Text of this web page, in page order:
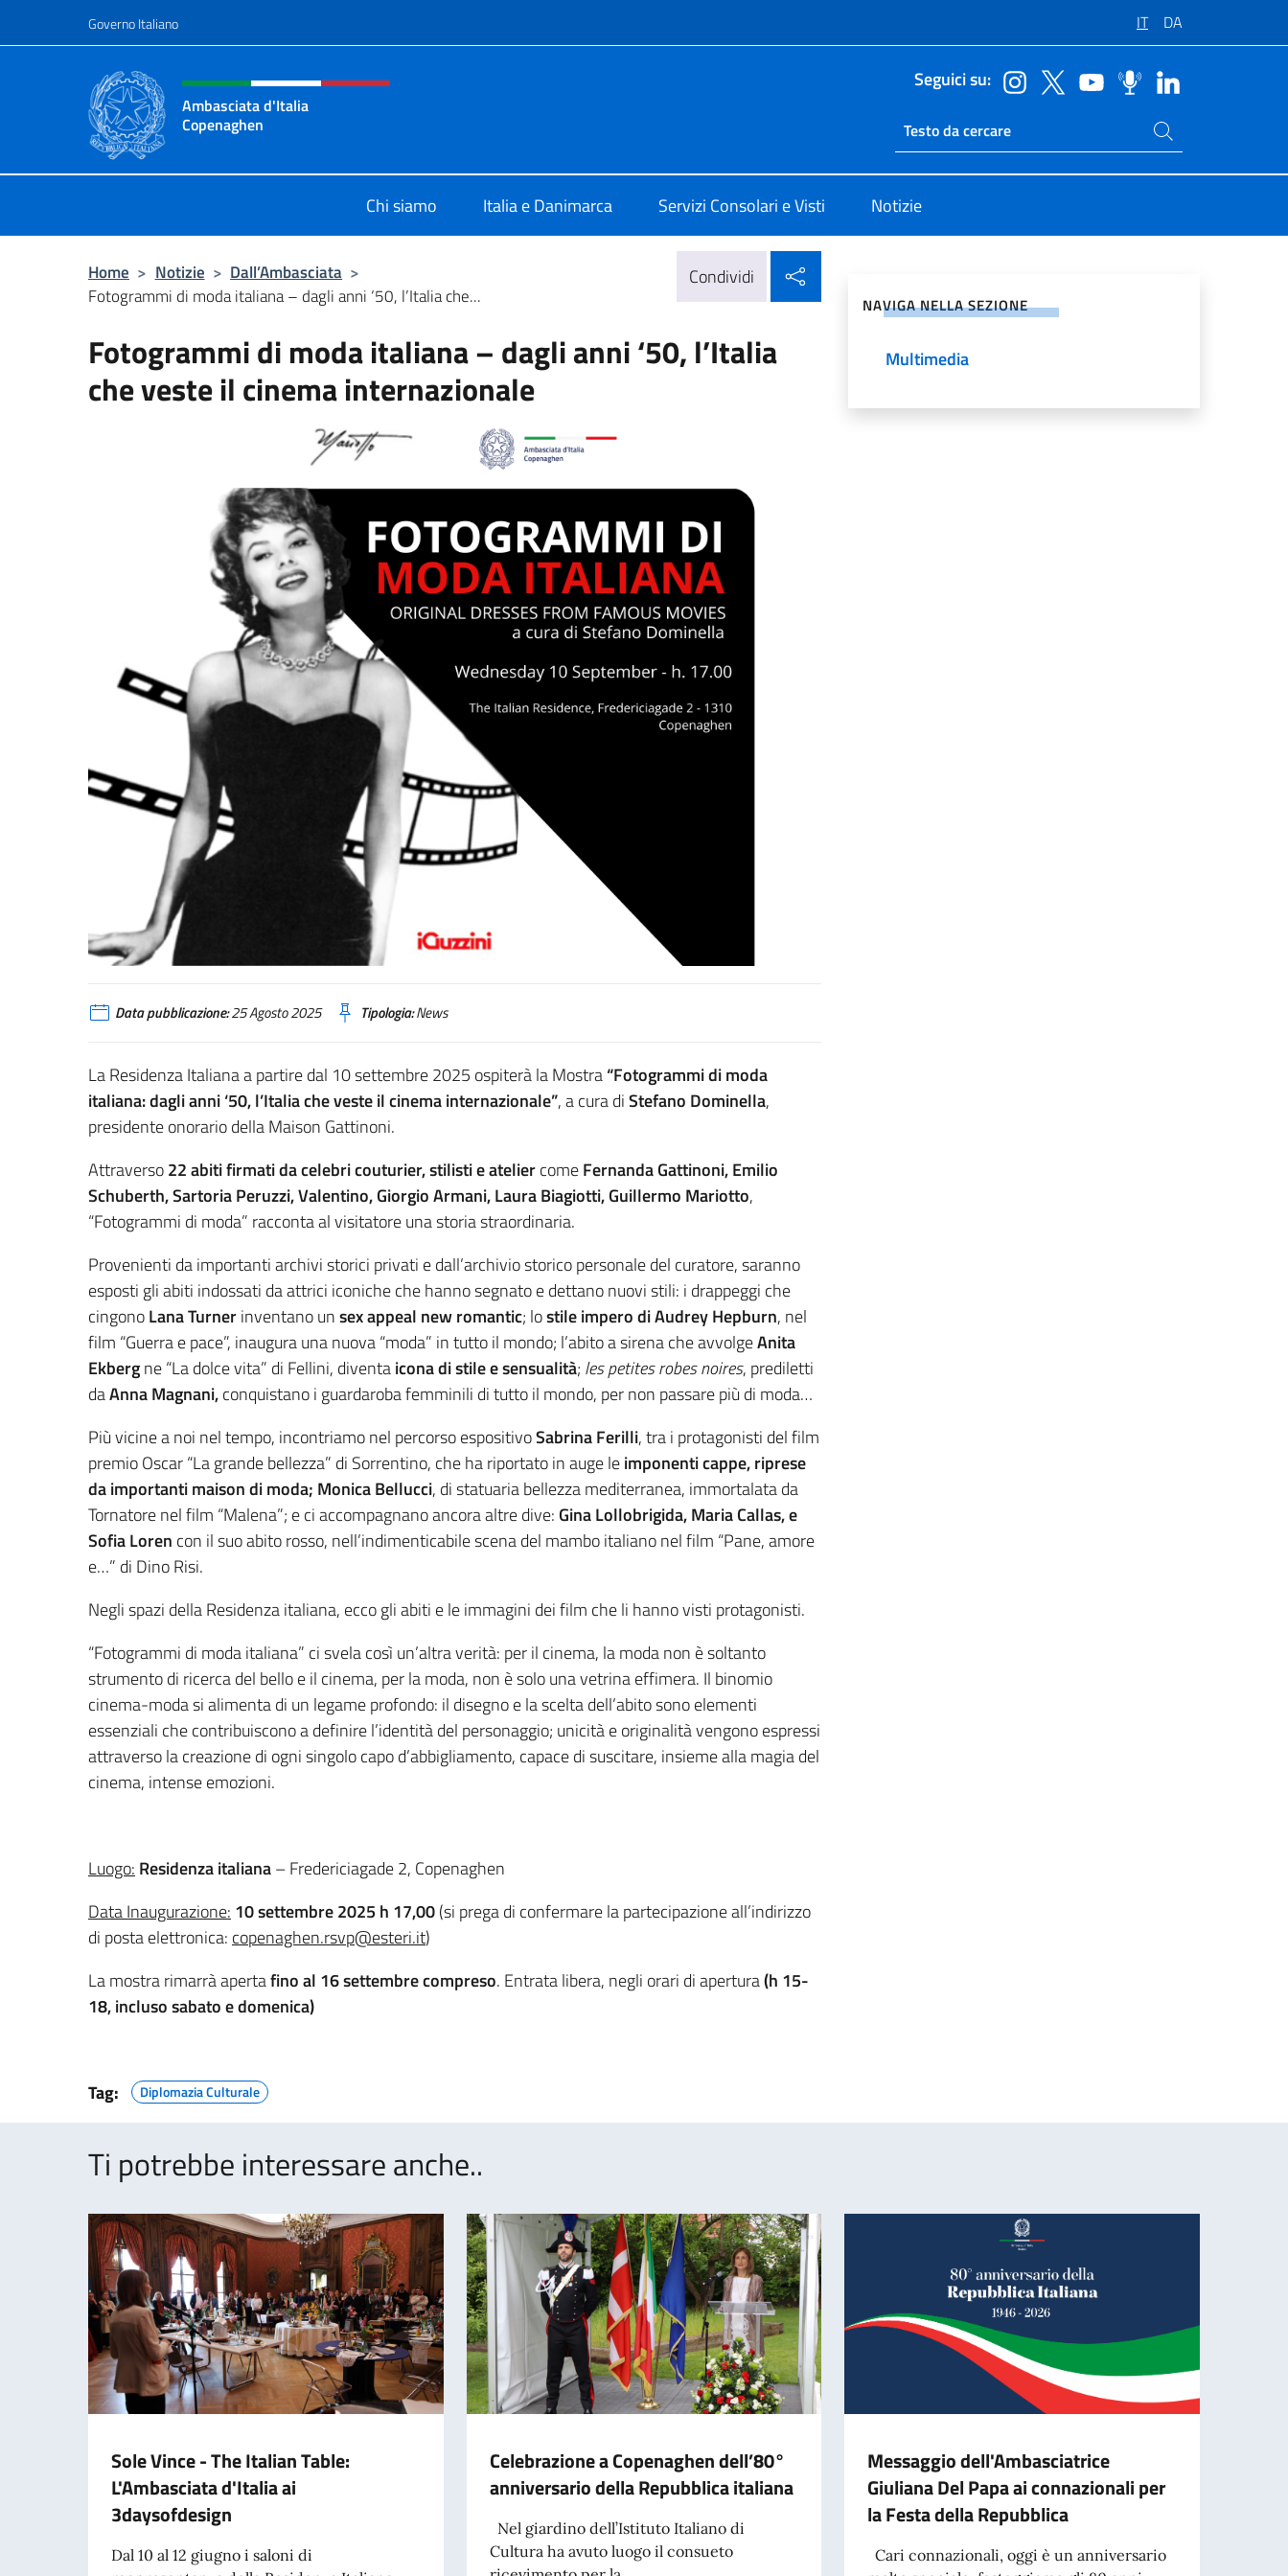
Governo Italiano IT DA
Intestazione sito, social e menù
Ambasciata d'Italia
Copenaghen
Seguici su:
Ricerca sito live
Cerca nel sito
Chi siamo Italia e Danimarca Servizi Consolari e Visti Notizie
Home > Notizie > Dall’Ambasciata >
Fotogrammi di moda italiana – dagli anni ‘50, l’Italia che...
Condividi
Fotogrammi di moda italiana – dagli anni ‘50, l’Italia
che veste il cinema internazionale
Data pubblicazione:25 Agosto 2025 Tipologia:News
La Residenza Italiana a partire dal 10 settembre 2025 ospiterà la Mostra“Fotogrammi di moda
italiana: dagli anni ‘50, l’Italia che veste il cinema internazionale”, a cura diStefano Dominella,
presidente onorario della Maison Gattinoni.
Attraverso22 abiti firmati da celebri couturier, stilisti e ateliercomeFernanda Gattinoni, Emilio
Schuberth, Sartoria Peruzzi, Valentino, Giorgio Armani, Laura Biagiotti, Guillermo Mariotto,
“Fotogrammi di moda” racconta al visitatore una storia straordinaria.
Provenienti da importanti archivi storici privati e dall’archivio storico personale del curatore, saranno
esposti gli abiti indossati da attrici iconiche che hanno segnato e dettano nuovi stili: i drappeggi che
cingonoLana Turnerinventano unsex appeal new romantic; lostile impero di Audrey Hepburn, nel
film “Guerra e pace”, inaugura una nuova “moda” in tutto il mondo; l’abito a sirena che avvolgeAnita
Ekbergne “La dolce vita” di Fellini, diventaicona di stile e sensualità; les petites robes noires, prediletti
daAnna Magnani,conquistano i guardaroba femminili di tutto il mondo, per non passare più di moda…
Più vicine a noi nel tempo, incontriamo nel percorso espositivoSabrina Ferilli, tra i protagonisti del film
premio Oscar “La grande bellezza” di Sorrentino, che ha riportato in auge leimponenti cappe, riprese
da importanti maison di moda; Monica Bellucci, di statuaria bellezza mediterranea, immortalata da
Tornatore nel film “Malena”; e ci accompagnano ancora altre dive: Gina Lollobrigida, Maria Callas, e
Sofia Loren con il suo abito rosso, nell’indimenticabile scena del mambo italiano nel film “Pane, amore
e…” di Dino Risi.
Negli spazi della Residenza italiana, ecco gli abiti e le immagini dei film che li hanno visti protagonisti.
“Fotogrammi di moda italiana” ci svela così un’altra verità: per il cinema, la moda non è soltanto
strumento di ricerca del bello e il cinema, per la moda, non è solo una vetrina effimera. Il binomio
cinema-moda si alimenta di un legame profondo: il disegno e la scelta dell’abito sono elementi
essenziali che contribuiscono a definire l’identità del personaggio; unicità e originalità vengono espressi
attraverso la creazione di ogni singolo capo d’abbigliamento, capace di suscitare, insieme alla magia del
cinema, intense emozioni.
Luogo:Residenza italiana– Fredericiagade 2, Copenaghen
Data Inaugurazione:10 settembre 2025 h 17,00(si prega di confermare la partecipazione all’indirizzo
di posta elettronica:copenaghen.rsvp@esteri.it)
La mostra rimarrà apertafino al 16 settembre compreso. Entrata libera, negli orari di apertura(h 15-
18, incluso sabato e domenica)
Tag: Diplomazia Culturale
NAVIGA NELLA SEZIONE
Multimedia
Ti potrebbe interessare anche..
Sole Vince - The Italian Table:
L'Ambasciata d'Italia ai
3daysofdesign
Dal 10 al 12 giugno i saloni di
Celebrazione a Copenaghen dell’80°
anniversario della Repubblica italiana
Nel giardino dell’Istituto Italiano di
Cultura ha avuto luogo il consueto
Messaggio dell'Ambasciatrice
Giuliana Del Papa ai connazionali per
la Festa della Repubblica
Cari connazionali, oggi è un anniversario